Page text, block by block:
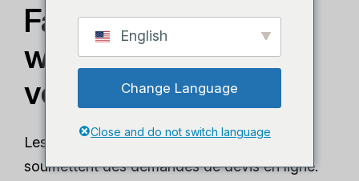
Faites de votre site
web votre meilleur
vendeur.
Les clients consultent votre inventaire et
soumettent des demandes de devis en ligne.
English
Change Language
Close and do not switch language